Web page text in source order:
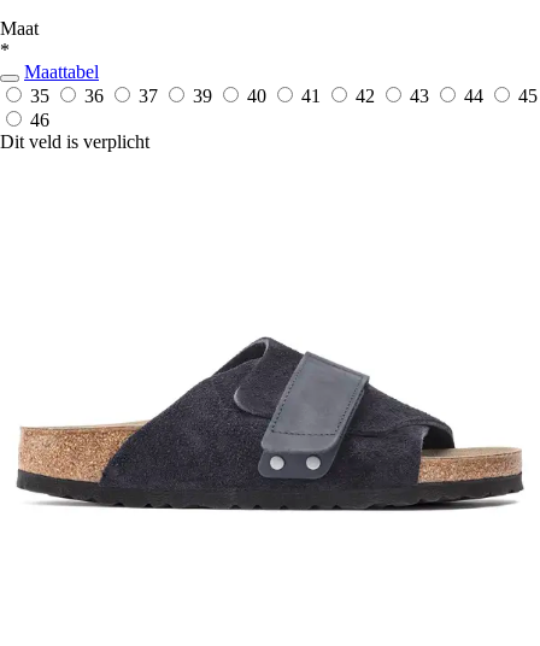
Maat
*
Maattabel
35
36 37 39 40 41 42 43 44
45
46
Dit veld is verplicht